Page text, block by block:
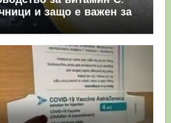
и защо е важен за